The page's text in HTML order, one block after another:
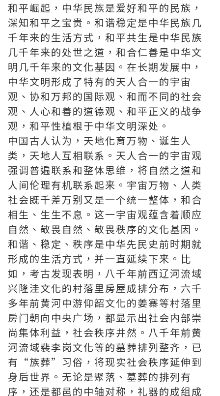
和平崛起，中华民族是爱好和平的民族，
深知和平之宝贵。和谐稳定是中华民族几
千年来的生活方式，和平共生是中华民族
几千年来的处世之道，和合仁善是中华文
明几千年来的文化基因。在长期发展中，
中华文明形成了特有的天人合一的宇宙
观、协和万邦的国际观、和而不同的社会
观、人心和善的道德观、和平正义的战争
观，和平性植根于中华文明深处。
中国古人认为，天地化育万物、诞生人
类，天地人互相联系。天人合一的宇宙观
强调普遍联系和整体思维，将自然之道和
人间伦理有机联系起来。宇宙万物、人类
社会既千差万别又是一个统一整体，和合
相生、生生不息。这一宇宙观蕴含着顺应
自然、敬畏自然、敬畏秩序的文化基因。
和谐、稳定、秩序是中华先民史前时期就
形成的生活方式，并一直延续下来。比
如，考古发现表明，八千年前西辽河流域
兴隆洼文化的村落里房屋成排分布，六千
多年前黄河中游仰韶文化的姜寨等村落里
房门朝向中央广场，都显示出社会内部崇
尚集体利益，社会秩序井然。八千年前黄
河流域裴李岗文化等的墓葬排列整齐，已
有“族葬”习俗，将现实社会秩序延伸到
身后世界。无论是聚落、墓葬的排列有
序，还是都邑的中轴对称，礼器的成组成